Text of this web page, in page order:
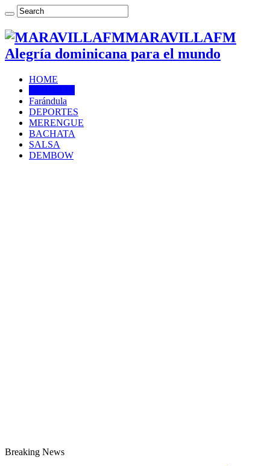
MARAVILLAFM
Alegría dominicana para el mundo
HOME
Farándula
DEPORTES
MERENGUE
BACHATA
SALSA
DEMBOW
Breaking News